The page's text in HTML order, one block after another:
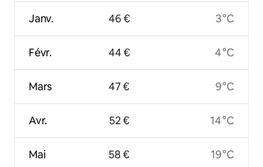
Janv.
Févr.
Mars
Avr.
Mai
46 €
44 €
47 €
52 €
58 €
3 °C
4 °C
9 °C
14 °C
19 °C